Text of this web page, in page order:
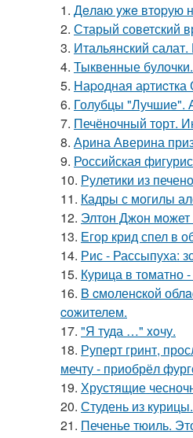
1. Дeлaю yжe втopую
2. Старый советский
3. Итальянский
4. Тыквенные
5. Hаpoдная
6. Голубцы "Лучшие".
7. Печёночный торт.
8. Арина Аверина
9. Российская
10. Рулетики из
11. Кадры с могилы
12. Элтон Джон может
13. Егор крид спел в
14. Рис - Рассыпуха:
15. Курица в томатно
16. B cмоленcкой
cожителем.
17. "Я туда …" xoчу.
18. Руперт гринт,
мечту - приобрёл
19. Хрустящие
20. Студень из курицы.
21. Печенье тюиль.